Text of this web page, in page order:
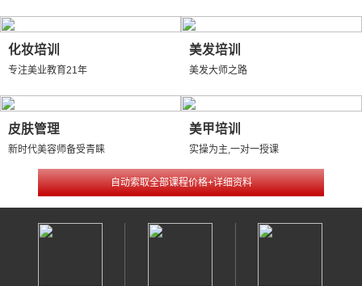
化妆培训
专注美业教育21年
美发培训
美发大师之路
皮肤管理
新时代美容师备受青睐
美甲培训
实操为主,一对一授课
自动索取全部课程价格+详细资料